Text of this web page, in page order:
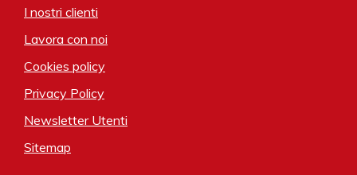
I nostri clienti
Lavora con noi
Cookies policy
Privacy Policy
Newsletter Utenti
Sitemap